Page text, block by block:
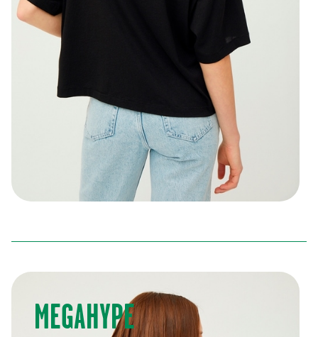
OVERSIZED T-SHIRT
250,00 kr(250,00 kr)
MEGAHYPE